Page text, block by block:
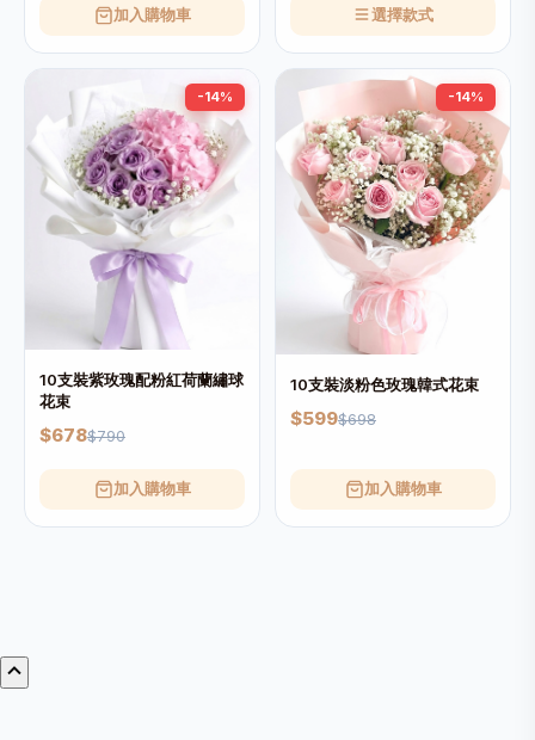
加入購物車 選擇款式
-14%
10支裝紫玫瑰配粉紅荷蘭繡球
花束
$678$790
加入購物車
-14%
10支裝淡粉色玫瑰韓式花束
$599$698
加入購物車